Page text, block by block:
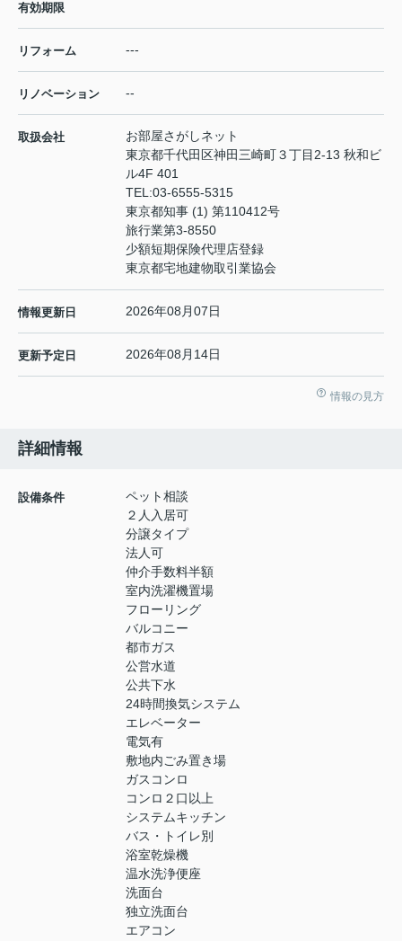
有効期限
リフォーム ---
リノベーション --
取扱会社
お部屋さがしネット
東京都千代田区神田三崎町３丁目2-13 秋和ビ
ル4F 401
TEL:03-6555-5315
東京都知事 (1) 第110412号
旅行業第3-8550
少額短期保険代理店登録
東京都宅地建物取引業協会
情報更新日 2026年08月07日
更新予定日 2026年08月14日
情報の見方
詳細情報
設備条件
ペット相談
２人入居可
分譲タイプ
法人可
仲介手数料半額
室内洗濯機置場
フローリング
バルコニー
都市ガス
公営水道
公共下水
24時間換気システム
エレベーター
電気有
敷地内ごみ置き場
ガスコンロ
コンロ２口以上
システムキッチン
バス・トイレ別
浴室乾燥機
温水洗浄便座
洗面台
独立洗面台
エアコン